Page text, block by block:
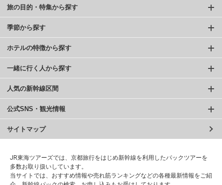
旅の目的・特集から探す
季節から探す
ホテルの特徴から探す
一緒に行く人から探す
人気の新幹線区間
公式SNS・観光情報
サイトマップ
JR東海ツアーズでは、京都旅行をはじめ新幹線を利用したパックツアーを
多数お取り扱いしています。
当サイトでは、おすすめ情報や売れ筋ランキングなどの各種最新情報をご紹